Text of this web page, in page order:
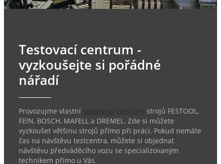
Testovací centrum -
vyzkoušejte si pořádné
nářadí
Provozujme vlastní
strojů FESTOOL,
FEIN, BOSCH, MAFELL a DREMEL. Zde si můžete
vyzkoušet většinu strojů přímo při práci. Pokud nemáte
čas na návštěvu testcentra, můžete si objednat
návštěvu předváděcího vozu se specializovaným
technikem přímo u Vás.